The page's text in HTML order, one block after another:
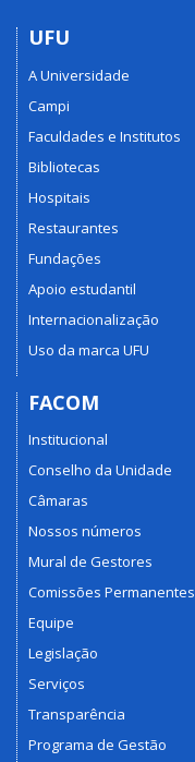
UFU
A Universidade
Campi
Faculdades e Institutos
Bibliotecas
Hospitais
Restaurantes
Fundações
Apoio estudantil
Internacionalização
Uso da marca UFU
FACOM
Institucional
Conselho da Unidade
Câmaras
Nossos números
Mural de Gestores
Comissões Permanentes
Equipe
Legislação
Serviços
Transparência
Programa de Gestão